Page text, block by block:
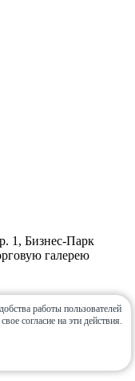
1, Бизнес-Парк
галерею
работы пользователей
согласие на эти действия.